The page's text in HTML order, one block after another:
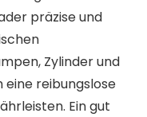
präzise und
Zylinder und
eine reibungslose
Ein gut